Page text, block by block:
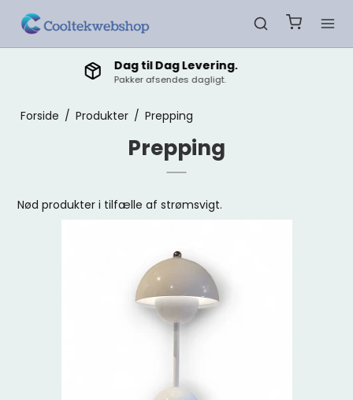
Dansk E mærket shop.
Sikkerhed for du får dine varer.
Forside / Produkter / Prepping
Prepping
Nød produkter i tilfælle af strømsvigt.